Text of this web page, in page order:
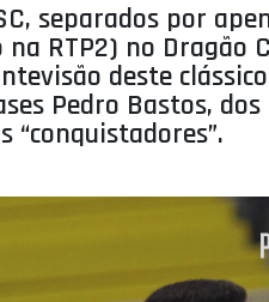
separados por
RTP2) no Dragão
deste
Pedro Bastos,
“conquistadores”.